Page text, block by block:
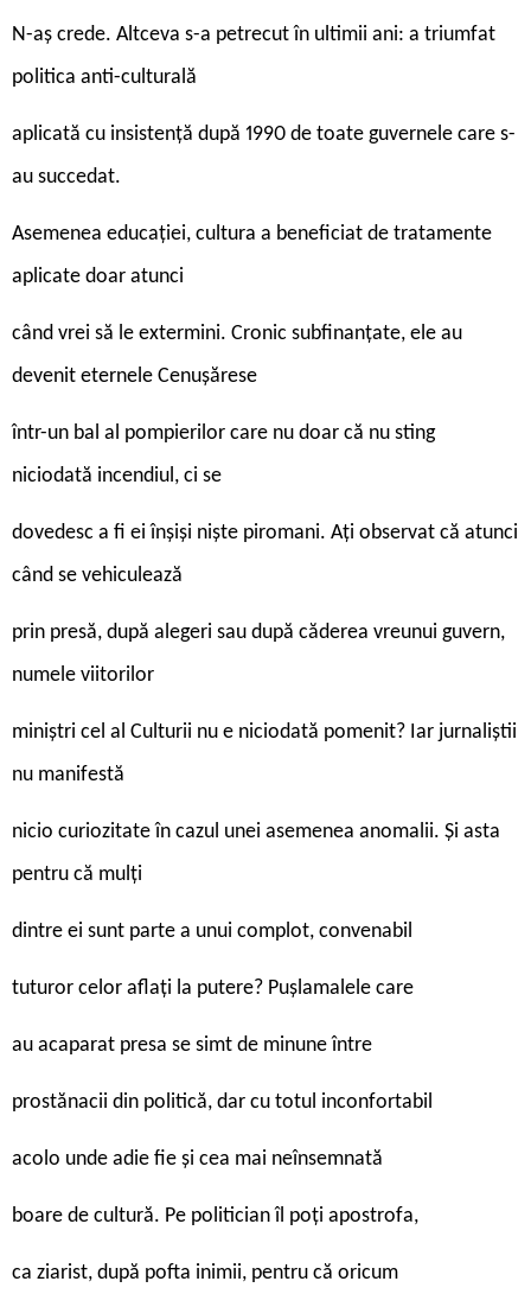
N-aș crede. Altceva s-a petrecut în ultimii ani: a triumfat
politica anti-culturală
aplicată cu insistență după 1990 de toate guvernele care s-
au succedat.
Asemenea educației, cultura a beneficiat de tratamente
aplicate doar atunci
când vrei să le extermini. Cronic subfinanțate, ele au
devenit eternele Cenușărese
într-un bal al pompierilor care nu doar că nu sting
niciodată incendiul, ci se
dovedesc a fi ei înșiși niște piromani. Ați observat că atunci
când se vehiculează
prin presă, după alegeri sau după căderea vreunui guvern,
numele viitorilor
miniștri cel al Culturii nu e niciodată pomenit? Iar jurnaliștii
nu manifestă
nicio curiozitate în cazul unei asemenea anomalii. Și asta
pentru că mulți
dintre ei sunt parte a unui complot, convenabil
tuturor celor aflați la putere? Pușlamalele care
au acaparat presa se simt de minune între
prostănacii din politică, dar cu totul inconfortabil
acolo unde adie fie și cea mai neînsemnată
boare de cultură. Pe politician îl poți apostrofa,
ca ziarist, după pofta inimii, pentru că oricum